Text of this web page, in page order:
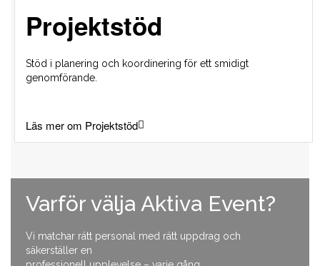
Projektstöd
Stöd i planering och koordinering för ett smidigt
genomförande.
Läs mer om Projektstöd
Varför välja Aktiva Event?
Vi matchar rätt personal med rätt uppdrag och
säkerställer en